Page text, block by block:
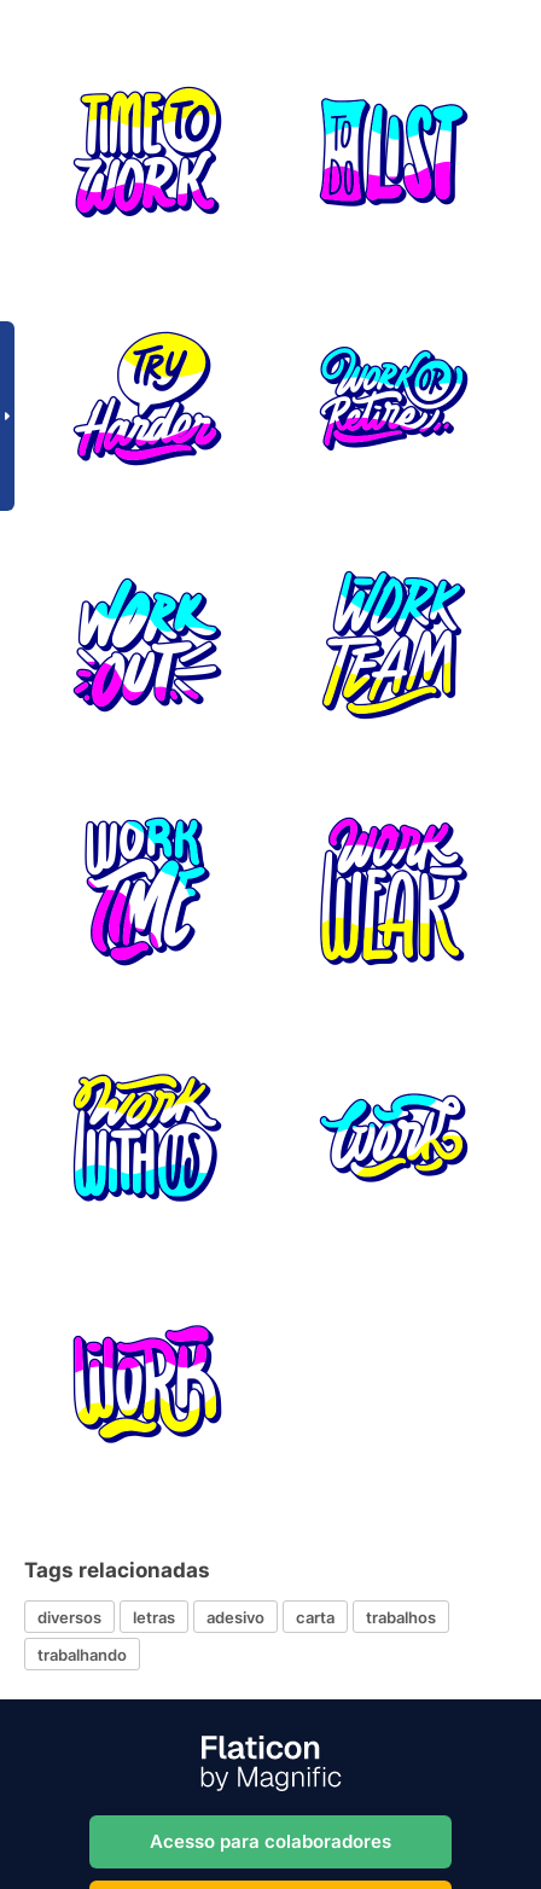
Tags relacionadas
diversos letras adesivo carta
trabalhos
trabalhando
Acesso para colaboradores